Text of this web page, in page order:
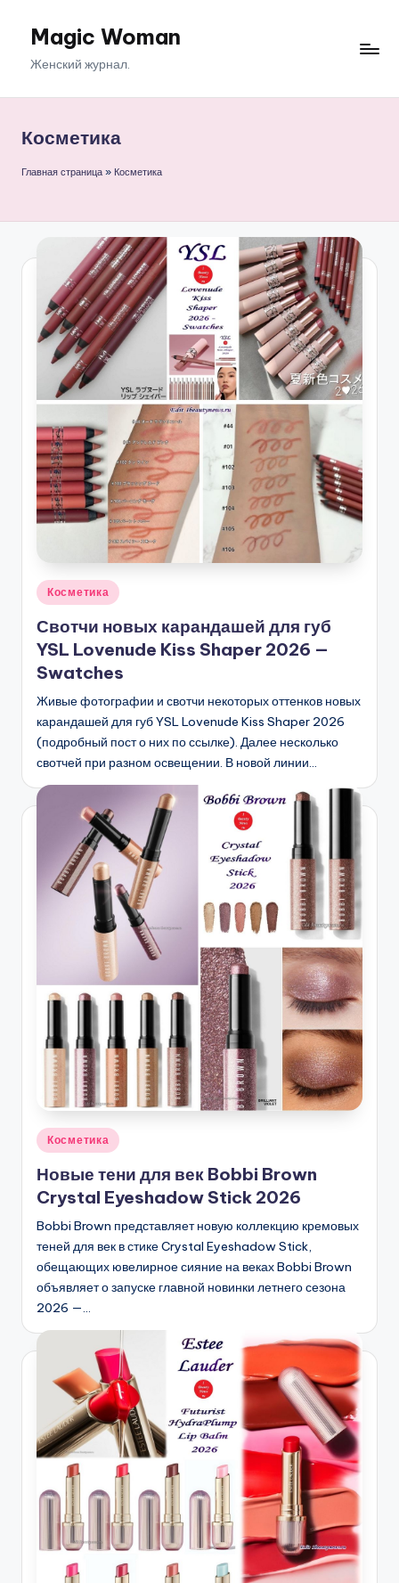
ПерейтиMagic Woman
Женский журнал.
Косметика
Главная страница » Косметика
Опубликовано
Косметика
Свотчи новых карандашей для губ
YSL Lovenude Kiss Shaper 2026 —
Swatches
Живые фотографии и свотчи некоторых оттенков новых
карандашей для губ YSL Lovenude Kiss Shaper 2026
(подробный пост о них по ссылке). Далее несколько
свотчей при разном освещении. В новой линии…
Опубликовано
Косметика
Новые тени для век Bobbi Brown
Crystal Eyeshadow Stick 2026
Bobbi Brown представляет новую коллекцию кремовых
теней для век в стике Crystal Eyeshadow Stick,
обещающих ювелирное сияние на веках Bobbi Brown
объявляет о запуске главной новинки летнего сезона
2026 —…